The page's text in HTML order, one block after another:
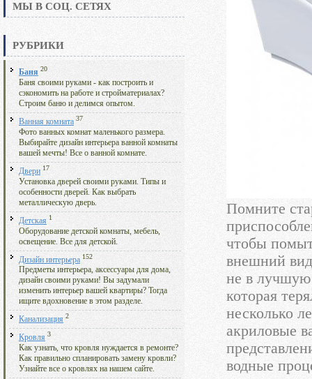
МЫ В СОЦ. СЕТЯХ
РУБРИКИ
Баня 20
Баня своими руками - как построить и
сэкономить на работе и стройматериалах?
Строим баню и делимся опытом.
Ванная комната 37
Фото ванных комнат маленького размера.
Выбирайте дизайн интерьера ванной комнаты
вашей мечты! Все о ванной комнате.
Двери 17
Установка дверей своими руками. Типы и
особенности дверей. Как выбрать
металлическую дверь.
Детская 1
Оборудование детской комнаты, мебель,
освещение. Все для детской.
Дизайн интерьера 152
Предметы интерьера, аксессуары для дома,
дизайн своими руками! Вы задумали
изменить интерьер вашей квартиры? Тогда
ищите вдохновение в этом разделе.
Канализация 2
Кровля 3
Как узнать, что кровля нуждается в ремонте?
Как правильно спланировать замену кровли?
Узнайте все о кровлях на нашем сайте.
Помните
чтобы
внешний
не в лучшую
которая
несколько
акриловые
водные